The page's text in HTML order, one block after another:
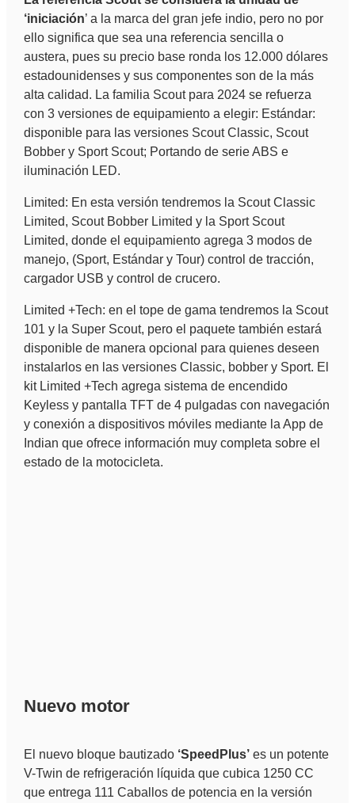
‘iniciación’ a la marca del gran jefe indio, pero no por
ello significa que sea una referencia sencilla o
austera, pues su precio base ronda los 12.000 dólares
estadounidenses y sus componentes son de la más
alta calidad. La familia Scout para 2024 se refuerza
con 3 versiones de equipamiento a elegir: Estándar:
disponible para las versiones Scout Classic, Scout
Bobber y Sport Scout; Portando de serie ABS e
iluminación LED.
Limited: En esta versión tendremos la Scout Classic
Limited, Scout Bobber Limited y la Sport Scout
Limited, donde el equipamiento agrega 3 modos de
manejo, (Sport, Estándar y Tour) control de tracción,
cargador USB y control de crucero.
Limited +Tech: en el tope de gama tendremos la Scout
101 y la Super Scout, pero el paquete también estará
disponible de manera opcional para quienes deseen
instalarlos en las versiones Classic, bobber y Sport. El
kit Limited +Tech agrega sistema de encendido
Keyless y pantalla TFT de 4 pulgadas con navegación
y conexión a dispositivos móviles mediante la App de
Indian que ofrece información muy completa sobre el
estado de la motocicleta.
Nuevo motor
El nuevo bloque bautizado ‘SpeedPlus’es un potente
V-Twin de refrigeración líquida que cubica 1250 CC
que entrega 111 Caballos de potencia en la versión